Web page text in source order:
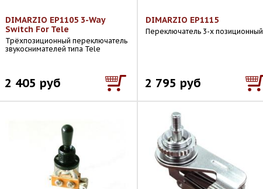
DIMARZIO EP1105 3-Way
Switch For Tele
Трёхпозиционный переключатель
звукоснимателей типа Tele
2 405 руб
DIMARZIO EP1115
Переключатель 3-х позиционный
2 795 руб